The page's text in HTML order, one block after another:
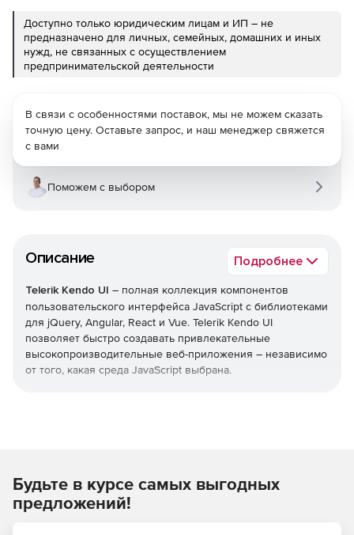
Доступно только юридическим лицам и ИП – не
предназначено для личных, семейных, домашних и иных
нужд, не связанных с осуществлением
предпринимательской деятельности
Описание Подробнее
Telerik Kendo UI – полная коллекция компонентов
пользовательского интерфейса JavaScript с библиотеками
для jQuery, Angular, React и Vue. Telerik Kendo UI
позволяет быстро создавать привлекательные
высокопроизводительные веб-приложения – независимо
от того, какая среда JavaScript выбрана.
обширной библиотеки при запуске нового
дизайна. Kendo UI позволяет экономить время,
интегрируя компоненты для обработки всех ключевых
В связи с особенностями поставок, мы не можем сказать
точную цену. Оставьте запрос, и наш менеджер свяжется
с вами
Поможем с выбором
Будьте в курсе самых выгодных
предложений!